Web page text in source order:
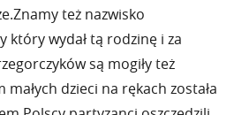
też nazwisko
który wydał tą rodzinę i za
są mogiły też
dzieci na rękach została